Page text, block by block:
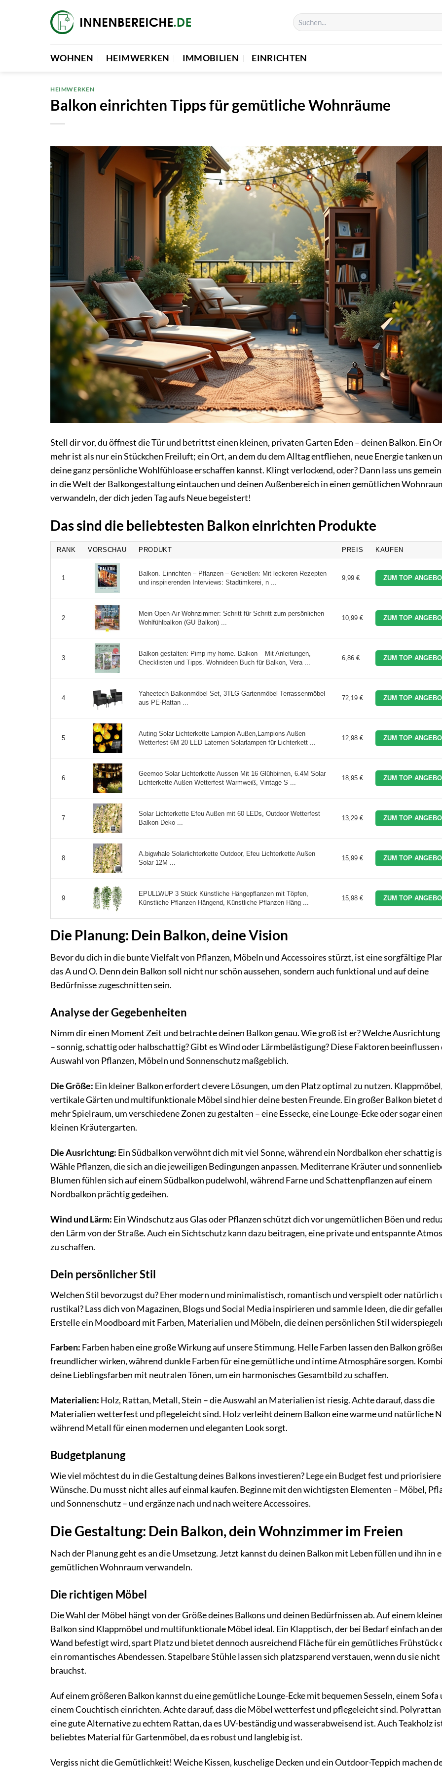
WOHNEN HEIMWERKEN IMMOBILIEN EINRICHTEN
HEIMWERKEN
Balkon einrichten Tipps für gemütliche Wohnräume
Stell dir vor, du öffnest die Tür und betrittst einen kleinen, privaten Garten Eden – deinen Balkon. Ein
mehr ist als nur ein Stückchen Freiluft; ein Ort, an dem du dem Alltag entfliehen, neue Energie tanken
deine ganz persönliche Wohlfühloase erschaffen kannst. Klingt verlockend, oder? Dann lass uns
in die Welt der Balkongestaltung eintauchen und deinen Außenbereich in einen gemütlichen
verwandeln, der dich jeden Tag aufs Neue begeistert!
Das sind die beliebtesten Balkon einrichten Produkte
RANK VORSCHAU PRODUKT PREIS KAUFEN
1
Balkon. Einrichten – Pflanzen – Genießen: Mit leckeren Rezepten
und inspirierenden Interviews: Stadtimkerei, n ...
9,99 € ZUM TOP
2
Mein Open-Air-Wohnzimmer: Schritt für Schritt zum persönlichen
Wohlfühlbalkon (GU Balkon) ...
10,99 € ZUM TOP
3
Balkon gestalten: Pimp my home. Balkon – Mit Anleitungen,
Checklisten und Tipps. Wohnideen Buch für Balkon, Vera ...
6,86 € ZUM TOP
4
Yaheetech Balkonmöbel Set, 3TLG Gartenmöbel Terrassenmöbel
aus PE-Rattan ...
72,19 € ZUM TOP
5
Auting Solar Lichterkette Lampion Außen,Lampions Außen
Wetterfest 6M 20 LED Laternen Solarlampen für Lichterkett ...
12,98 € ZUM TOP
6
Geemoo Solar Lichterkette Aussen Mit 16 Glühbirnen, 6.4M Solar
Lichterkette Außen Wetterfest Warmweiß, Vintage S ...
18,95 € ZUM TOP
7
Solar Lichterkette Efeu Außen mit 60 LEDs, Outdoor Wetterfest
Balkon Deko ...
13,29 € ZUM TOP
8
A.bigwhale Solarlichterkette Outdoor, Efeu Lichterkette Außen
Solar 12M ...
15,99 € ZUM TOP
9
EPULLWUP 3 Stück Künstliche Hängepflanzen mit Töpfen,
Künstliche Pflanzen Hängend, Künstliche Pflanzen Häng ...
15,98 € ZUM TOP
Die Planung: Dein Balkon, deine Vision
Bevor du dich in die bunte Vielfalt von Pflanzen, Möbeln und Accessoires stürzt, ist eine sorgfältige
das A und O. Denn dein Balkon soll nicht nur schön aussehen, sondern auch funktional und auf deine
Bedürfnisse zugeschnitten sein.
Analyse der Gegebenheiten
Nimm dir einen Moment Zeit und betrachte deinen Balkon genau. Wie groß ist er? Welche Ausrichtung
– sonnig, schattig oder halbschattig? Gibt es Wind oder Lärmbelästigung? Diese Faktoren beeinflussen
Auswahl von Pflanzen, Möbeln und Sonnenschutz maßgeblich.
Die Größe: Ein kleiner Balkon erfordert clevere Lösungen, um den Platz optimal zu nutzen. Klappmöbel,
vertikale Gärten und multifunktionale Möbel sind hier deine besten Freunde. Ein großer Balkon bietet
mehr Spielraum, um verschiedene Zonen zu gestalten – eine Essecke, eine Lounge-Ecke oder sogar einen
kleinen Kräutergarten.
Die Ausrichtung: Ein Südbalkon verwöhnt dich mit viel Sonne, während ein Nordbalkon eher schattig
Wähle Pflanzen, die sich an die jeweiligen Bedingungen anpassen. Mediterrane Kräuter und
Blumen fühlen sich auf einem Südbalkon pudelwohl, während Farne und Schattenpflanzen auf einem
Nordbalkon prächtig gedeihen.
Wind und Lärm: Ein Windschutz aus Glas oder Pflanzen schützt dich vor ungemütlichen Böen und
den Lärm von der Straße. Auch ein Sichtschutz kann dazu beitragen, eine private und entspannte
zu schaffen.
Dein persönlicher Stil
Welchen Stil bevorzugst du? Eher modern und minimalistisch, romantisch und verspielt oder natürlich
rustikal? Lass dich von Magazinen, Blogs und Social Media inspirieren und sammle Ideen, die dir
Erstelle ein Moodboard mit Farben, Materialien und Möbeln, die deinen persönlichen Stil
Farben: Farben haben eine große Wirkung auf unsere Stimmung. Helle Farben lassen den Balkon
freundlicher wirken, während dunkle Farben für eine gemütliche und intime Atmosphäre sorgen.
deine Lieblingsfarben mit neutralen Tönen, um ein harmonisches Gesamtbild zu schaffen.
Materialien: Holz, Rattan, Metall, Stein – die Auswahl an Materialien ist riesig. Achte darauf, dass die
Materialien wetterfest und pflegeleicht sind. Holz verleiht deinem Balkon eine warme und natürliche
während Metall für einen modernen und eleganten Look sorgt.
Budgetplanung
Wie viel möchtest du in die Gestaltung deines Balkons investieren? Lege ein Budget fest und
Wünsche. Du musst nicht alles auf einmal kaufen. Beginne mit den wichtigsten Elementen – Möbel,
und Sonnenschutz – und ergänze nach und nach weitere Accessoires.
Die Gestaltung: Dein Balkon, dein Wohnzimmer im Freien
Nach der Planung geht es an die Umsetzung. Jetzt kannst du deinen Balkon mit Leben füllen und ihn in
gemütlichen Wohnraum verwandeln.
Die richtigen Möbel
Die Wahl der Möbel hängt von der Größe deines Balkons und deinen Bedürfnissen ab. Auf einem
Balkon sind Klappmöbel und multifunktionale Möbel ideal. Ein Klapptisch, der bei Bedarf einfach an
Wand befestigt wird, spart Platz und bietet dennoch ausreichend Fläche für ein gemütliches Frühstück
ein romantisches Abendessen. Stapelbare Stühle lassen sich platzsparend verstauen, wenn du sie nicht
brauchst.
Auf einem größeren Balkon kannst du eine gemütliche Lounge-Ecke mit bequemen Sesseln, einem Sofa
einem Couchtisch einrichten. Achte darauf, dass die Möbel wetterfest und pflegeleicht sind.
eine gute Alternative zu echtem Rattan, da es UV-beständig und wasserabweisend ist. Auch Teakholz
beliebtes Material für Gartenmöbel, da es robust und langlebig ist.
Vergiss nicht die Gemütlichkeit! Weiche Kissen, kuschelige Decken und ein Outdoor-Teppich machen